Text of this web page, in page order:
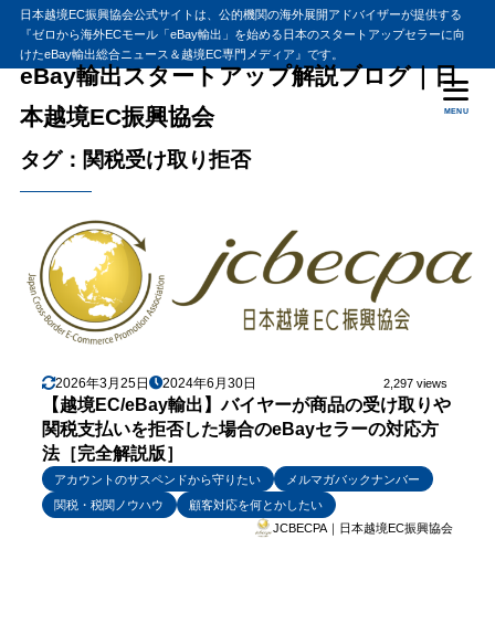
日本越境EC振興協会公式サイトは、公的機関の海外展開アドバイザーが提供する
『ゼロから海外ECモール「eBay輸出」を始める日本のスタートアップセラーに向
けたeBay輸出総合ニュース＆越境EC専門メディア』です。
eBay輸出スタートアップ解説ブログ｜日
本越境EC振興協会
MENU
タグ：関税受け取り拒否
2026年3月25日 2024年6月30日 2,297 views
【越境EC/eBay輸出】バイヤーが商品の受け取りや
関税支払いを拒否した場合のeBayセラーの対応方
法［完全解説版］
アカウントのサスペンドから守りたい
メルマガバックナンバー
関税・税関ノウハウ
顧客対応を何とかしたい
JCBECPA｜日本越境EC振興協会